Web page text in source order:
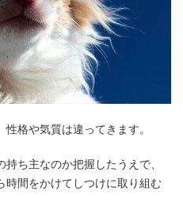
格や気質は違ってきます。
ち主なのか把握したうえで、
時間をかけてしつけに取り組む